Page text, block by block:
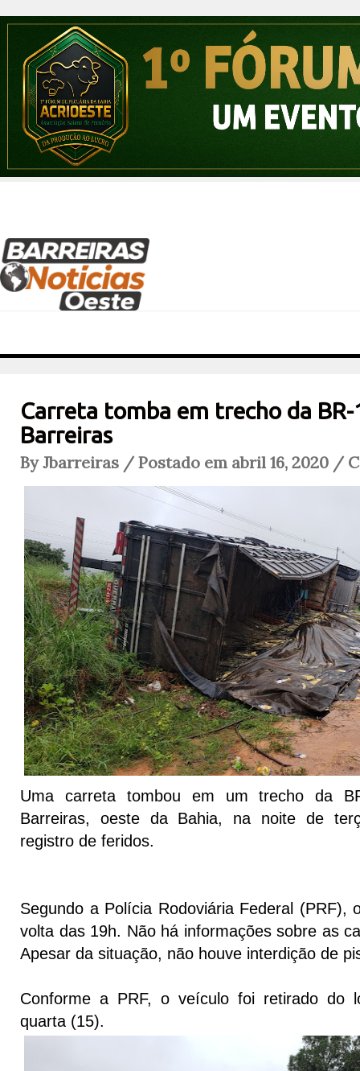
Carreta tomba em trecho da BR-
Barreiras
By Jbarreiras / Postado em abril 16, 2020 /
Uma carreta tombou em um trecho da
Barreiras, oeste da Bahia, na noite de
registro de feridos.
Segundo a Polícia Rodoviária Federal (PRF),
volta das 19h. Não há informações sobre as
Apesar da situação, não houve interdição de
Conforme a PRF, o veículo foi retirado do
quarta (15).